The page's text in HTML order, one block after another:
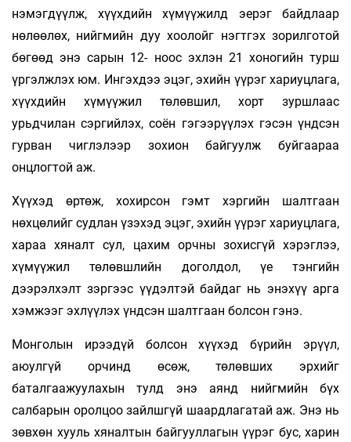
нэмэгдүүлж, хүүхдийн хүмүүжилд эерэг байдлаар
нөлөөлөх, нийгмийн дуу хоолойг нэгтгэх зорилготой
бөгөөд энэ сарын 12- ноос эхлэн 21 хоногийн турш
үргэлжлэх юм. Ингэхдээ эцэг, эхийн үүрэг хариуцлага,
хүүхдийн хүмүүжил төлөвшил, хорт зуршлаас
урьдчилан сэргийлэх, соён гэгээрүүлэх гэсэн үндсэн
гурван чиглэлээр зохион байгуулж буйгаараа
онцлогтой аж.
Хүүхэд өртөж, хохирсон гэмт хэргийн шалтгаан
нөхцөлийг судлан үзэхэд эцэг, эхийн үүрэг хариуцлага,
хараа хяналт сул, цахим орчны зохисгүй хэрэглээ,
хүмүүжил төлөвшлийн доголдол, үе тэнгийн
дээрэлхэлт зэргээс үүдэлтэй байдаг нь энэхүү арга
хэмжээг эхлүүлэх үндсэн шалтгаан болсон гэнэ.
Монголын ирээдүй болсон хүүхэд бүрийн эрүүл,
аюулгүй орчинд өсөж, төлөвших эрхийг
баталгаажуулахын тулд энэ аянд нийгмийн бүх
салбарын оролцоо зайлшгүй шаардлагатай аж. Энэ нь
зөвхөн хууль хяналтын байгууллагын үүрэг бус, харин